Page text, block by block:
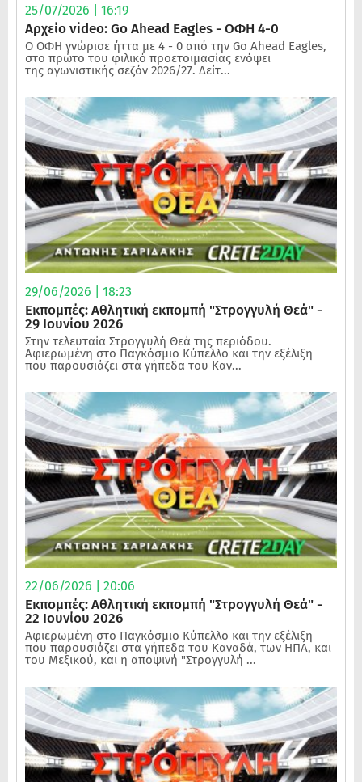
25/07/2026 | 16:19
Αρχείο video: Go Ahead Eagles - ΟΦΗ 4-0
Ο ΟΦΗ γνώρισε ήττα με 4 - 0 από την Go Ahead Eagles,
στο πρώτο του φιλικό προετοιμασίας ενόψει
της αγωνιστικής σεζόν 2026/27. Δείτ...
29/06/2026 | 18:23
Εκπομπές: Αθλητική εκπομπή "Στρογγυλή Θεά" -
29 Ιουνίου 2026
Στην τελευταία Στρογγυλή Θεά της περιόδου.
Αφιερωμένη στο Παγκόσμιο Κύπελλο και την εξέλιξη
που παρουσιάζει στα γήπεδα του Καν...
22/06/2026 | 20:06
Εκπομπές: Αθλητική εκπομπή "Στρογγυλή Θεά" -
22 Ιουνίου 2026
Αφιερωμένη στο Παγκόσμιο Κύπελλο και την εξέλιξη
που παρουσιάζει στα γήπεδα του Καναδά, των ΗΠΑ, και
του Μεξικού, και η αποψινή "Στρογγυλή ...